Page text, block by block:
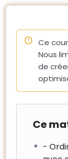
– Les
– La
impacts des
contrats.
–
Ce
Nous
de
Ce
-